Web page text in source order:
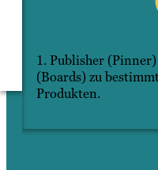
1. Publisher
(Boards) zu
Produkten.